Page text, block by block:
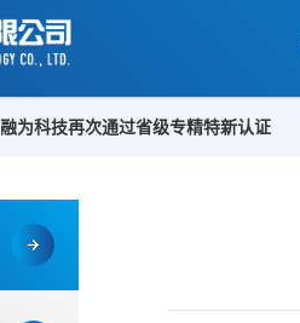
融为科技再次通过省级专精特新认证